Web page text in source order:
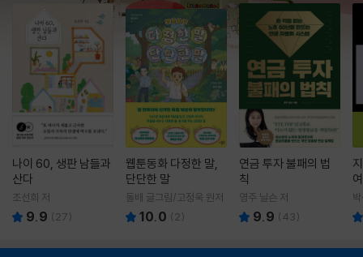
나이 60, 생판 남들과
산다
조선희 저
9.9 ( 27)
웹툰동화 다정한 말,
단단한 말
돌배 글그림/고정욱 원저
10.0 ( 2)
연금 투자 불패의 법
칙
영주 닐슨 저
9.9 (43)